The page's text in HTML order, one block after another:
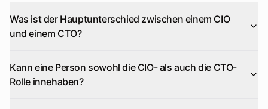
Was ist der Hauptunterschied zwischen einem CIO
und einem CTO?
Kann eine Person sowohl die CIO- als auch die CTO-
Rolle innehaben?